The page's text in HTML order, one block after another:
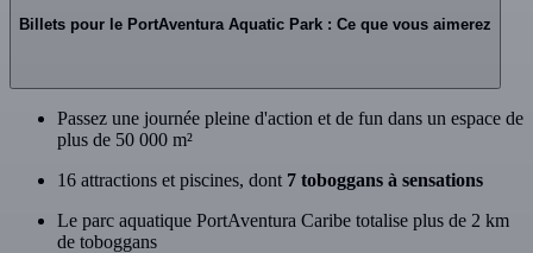
Billets pour le PortAventura Aquatic Park : Ce que vous aimerez
Passez une journée pleine d'action et de fun dans un espace de
plus de 50 000 m²
16 attractions et piscines, dont 7 toboggans à sensations
Le parc aquatique PortAventura Caribe totalise plus de 2 km
de toboggans